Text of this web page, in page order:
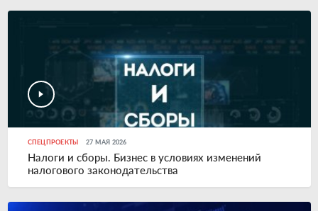
СПЕЦПРОЕКТЫ 27 МАЯ 2026
Налоги и сборы. Бизнес в условиях изменений
налогового законодательства